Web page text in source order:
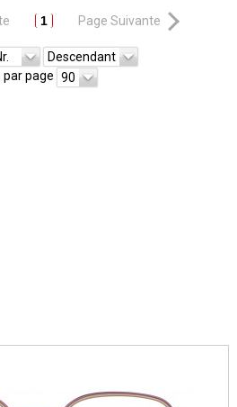
1 Page Suivante
Descendant
par page 90